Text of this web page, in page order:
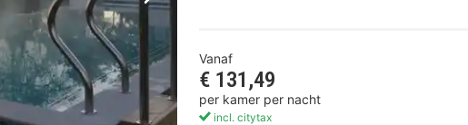
Volgende foto
Vanaf
€ 131,49
per kamer per nacht
incl. citytax